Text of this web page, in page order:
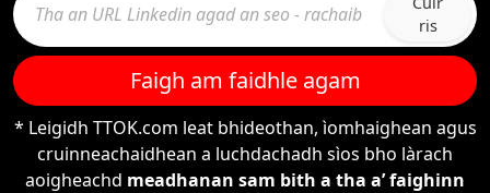
ris
Faigh am faidhle agam
* Leigidh TTOK.com leat bhideothan, ìomhaighean agus
cruinneachaidhean a luchdachadh sìos bho làrach
aoigheachd meadhanan sam bith a tha a’ faighinn